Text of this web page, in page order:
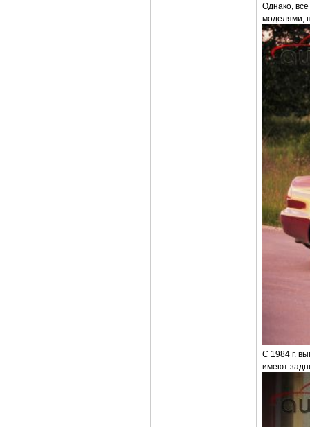
Однако,
моделями,
С 1984 г.
имеют